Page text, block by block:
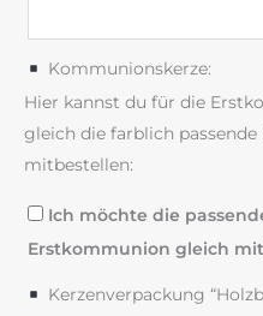
Kommunionskerze:
Hier kannst du für die
gleich die farblich
mitbestellen:
Ich möchte die
Erstkommunion gleich
Kerzenverpackung